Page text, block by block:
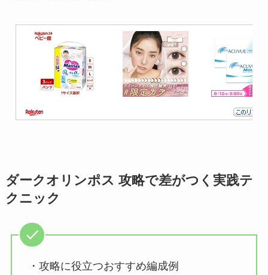
ダークオリンポス 攻略で差がつく実践テ
クニック
・攻略に役立つおすすめ編成例